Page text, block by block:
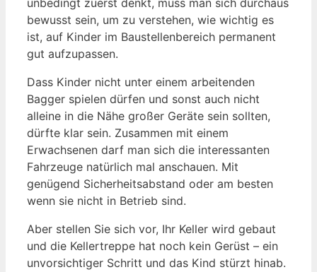
unbedingt zuerst denkt, muss man sich durchaus
bewusst sein, um zu verstehen, wie wichtig es
ist, auf Kinder im Baustellenbereich permanent
gut aufzupassen.
Dass Kinder nicht unter einem arbeitenden
Bagger spielen dürfen und sonst auch nicht
alleine in die Nähe großer Geräte sein sollten,
dürfte klar sein. Zusammen mit einem
Erwachsenen darf man sich die interessanten
Fahrzeuge natürlich mal anschauen. Mit
genügend Sicherheitsabstand oder am besten
wenn sie nicht in Betrieb sind.
Aber stellen Sie sich vor, Ihr Keller wird gebaut
und die Kellertreppe hat noch kein Gerüst – ein
unvorsichtiger Schritt und das Kind stürzt hinab.